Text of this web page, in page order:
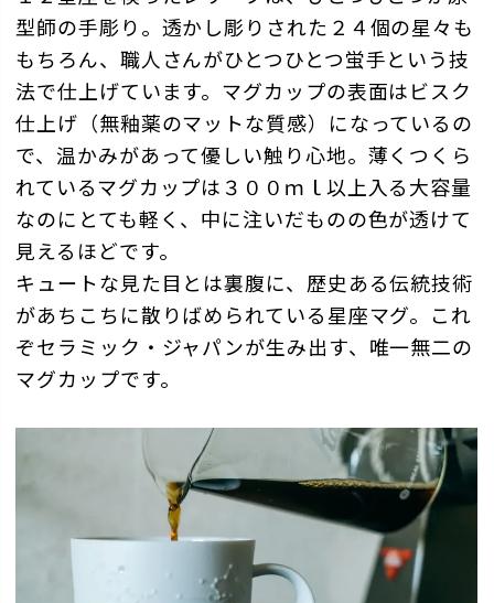
型師の手彫り。透かし彫りされた２４個の星々も
もちろん、職人さんがひとつひとつ蛍手という技
法で仕上げています。マグカップの表面はビスク
仕上げ（無釉薬のマットな質感）になっているの
で、温かみがあって優しい触り心地。薄くつくら
れているマグカップは３００ｍｌ以上入る大容量
なのにとても軽く、中に注いだものの色が透けて
見えるほどです。
キュートな見た目とは裏腹に、歴史ある伝統技術
があちこちに散りばめられている星座マグ。これ
ぞセラミック・ジャパンが生み出す、唯一無二の
マグカップです。